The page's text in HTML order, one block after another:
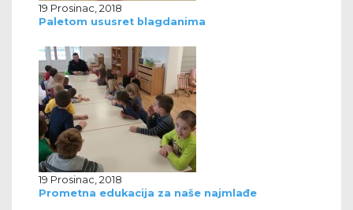
19 Prosinac, 2018
Paletom ususret blagdanima
19 Prosinac, 2018
Prometna edukacija za naše najmlađe